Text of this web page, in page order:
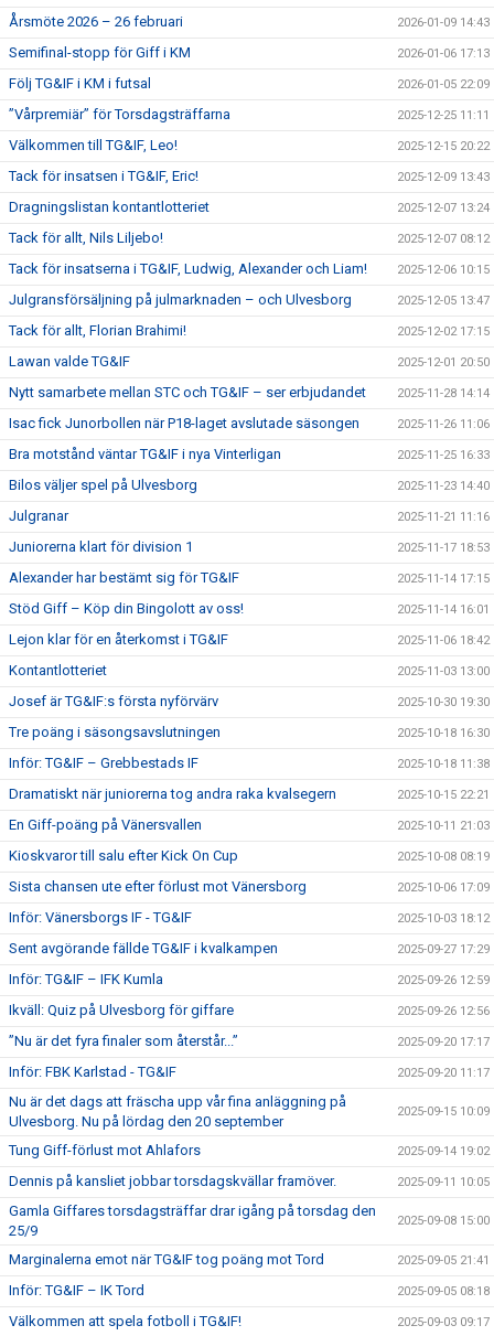
Årsmöte 2026 – 26 februari 2026-01-09 14:43
Semifinal-stopp för Giff i KM 2026-01-06 17:13
Följ TG&IF i KM i futsal 2026-01-05 22:09
”Vårpremiär” för Torsdagsträffarna 2025-12-25 11:11
Välkommen till TG&IF, Leo! 2025-12-15 20:22
Tack för insatsen i TG&IF, Eric! 2025-12-09 13:43
Dragningslistan kontantlotteriet 2025-12-07 13:24
Tack för allt, Nils Liljebo! 2025-12-07 08:12
Tack för insatserna i TG&IF, Ludwig, Alexander och Liam! 2025-12-06 10:15
Julgransförsäljning på julmarknaden – och Ulvesborg 2025-12-05 13:47
Tack för allt, Florian Brahimi! 2025-12-02 17:15
Lawan valde TG&IF 2025-12-01 20:50
Nytt samarbete mellan STC och TG&IF – ser erbjudandet 2025-11-28 14:14
Isac fick Junorbollen när P18-laget avslutade säsongen 2025-11-26 11:06
Bra motstånd väntar TG&IF i nya Vinterligan 2025-11-25 16:33
Bilos väljer spel på Ulvesborg 2025-11-23 14:40
Julgranar 2025-11-21 11:16
Juniorerna klart för division 1 2025-11-17 18:53
Alexander har bestämt sig för TG&IF 2025-11-14 17:15
Stöd Giff – Köp din Bingolott av oss! 2025-11-14 16:01
Lejon klar för en återkomst i TG&IF 2025-11-06 18:42
Kontantlotteriet 2025-11-03 13:00
Josef är TG&IF:s första nyförvärv 2025-10-30 19:30
Tre poäng i säsongsavslutningen 2025-10-18 16:30
Inför: TG&IF – Grebbestads IF 2025-10-18 11:38
Dramatiskt när juniorerna tog andra raka kvalsegern 2025-10-15 22:21
En Giff-poäng på Vänersvallen 2025-10-11 21:03
Kioskvaror till salu efter Kick On Cup 2025-10-08 08:19
Sista chansen ute efter förlust mot Vänersborg 2025-10-06 17:09
Inför: Vänersborgs IF - TG&IF 2025-10-03 18:12
Sent avgörande fällde TG&IF i kvalkampen 2025-09-27 17:29
Inför: TG&IF – IFK Kumla 2025-09-26 12:59
Ikväll: Quiz på Ulvesborg för giffare 2025-09-26 12:56
”Nu är det fyra finaler som återstår...” 2025-09-20 17:17
Inför: FBK Karlstad - TG&IF 2025-09-20 11:17
Nu är det dags att fräscha upp vår fina anläggning på
Ulvesborg. Nu på lördag den 20 september
2025-09-15 10:09
Tung Giff-förlust mot Ahlafors 2025-09-14 19:02
Dennis på kansliet jobbar torsdagskvällar framöver. 2025-09-11 10:05
Gamla Giffares torsdagsträffar drar igång på torsdag den
25/9
2025-09-08 15:00
Marginalerna emot när TG&IF tog poäng mot Tord 2025-09-05 21:41
Inför: TG&IF – IK Tord 2025-09-05 08:18
Välkommen att spela fotboll i TG&IF! 2025-09-03 09:17